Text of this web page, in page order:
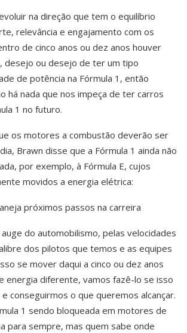
na direção que tem o equilíbrio
relevância e engajamento com os
de cinco anos ou dez anos houver
desejo ou desejo de ter um tipo
de potência na Fórmula 1, então
há nada que nos impeça de ter carros
1 no futuro.
os motores a combustão deverão ser
Brawn disse que a Fórmula 1 ainda não
por exemplo, à Fórmula E, cujos
movidos a energia elétrica:
próximos passos na carreira
auge do automobilismo, pelas velocidades
dos pilotos que temos e as equipes
se mover daqui a cinco ou dez anos
energia diferente, vamos fazê-lo se isso
conseguirmos o que queremos alcançar.
1 sendo bloqueada em motores de
para sempre, mas quem sabe onde